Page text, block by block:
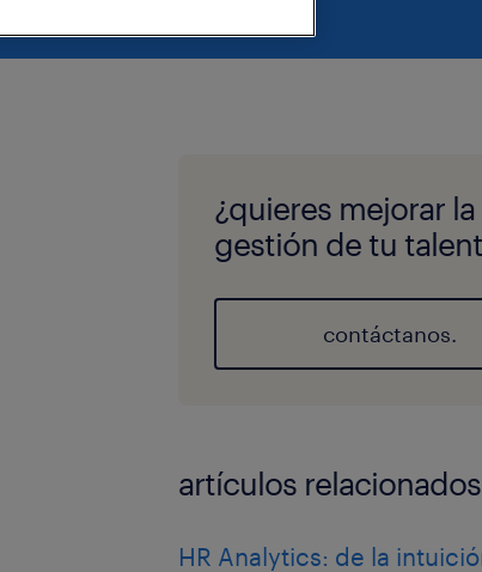
¿quieres mejorar la
gestión de tu
contáctanos.
artículos relacionados
HR Analytics: de la